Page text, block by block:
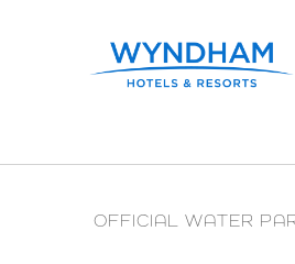
OFFICIAL WATER